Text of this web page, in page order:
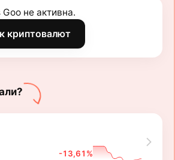
не активна.
криптовалют
-13,61%